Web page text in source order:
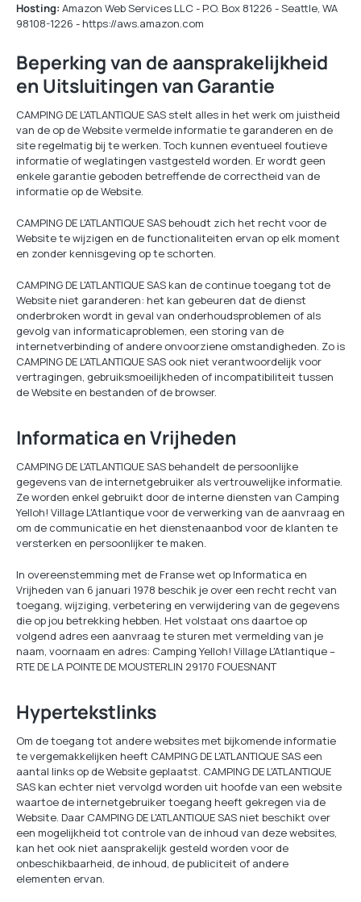
Hosting: Amazon Web Services LLC - P.O. Box 81226 - Seattle, WA
98108-1226 - https://aws.amazon.com
Beperking van de aansprakelijkheid
en Uitsluitingen van Garantie
CAMPING DE L'ATLANTIQUE SAS stelt alles in het werk om juistheid
van de op de Website vermelde informatie te garanderen en de
site regelmatig bij te werken. Toch kunnen eventueel foutieve
informatie of weglatingen vastgesteld worden. Er wordt geen
enkele garantie geboden betreffende de correctheid van de
informatie op de Website.
CAMPING DE L'ATLANTIQUE SAS behoudt zich het recht voor de
Website te wijzigen en de functionaliteiten ervan op elk moment
en zonder kennisgeving op te schorten.
CAMPING DE L'ATLANTIQUE SAS kan de continue toegang tot de
Website niet garanderen: het kan gebeuren dat de dienst
onderbroken wordt in geval van onderhoudsproblemen of als
gevolg van informaticaproblemen, een storing van de
internetverbinding of andere onvoorziene omstandigheden. Zo is
CAMPING DE L'ATLANTIQUE SAS ook niet verantwoordelijk voor
vertragingen, gebruiksmoeilijkheden of incompatibiliteit tussen
de Website en bestanden of de browser.
Informatica en Vrijheden
CAMPING DE L'ATLANTIQUE SAS behandelt de persoonlijke
gegevens van de internetgebruiker als vertrouwelijke informatie.
Ze worden enkel gebruikt door de interne diensten van Camping
Yelloh! Village L'Atlantique voor de verwerking van de aanvraag en
om de communicatie en het dienstenaanbod voor de klanten te
versterken en persoonlijker te maken.
In overeenstemming met de Franse wet op Informatica en
Vrijheden van 6 januari 1978 beschik je over een recht recht van
toegang, wijziging, verbetering en verwijdering van de gegevens
die op jou betrekking hebben. Het volstaat ons daartoe op
volgend adres een aanvraag te sturen met vermelding van je
naam, voornaam en adres: Camping Yelloh! Village L'Atlantique –
RTE DE LA POINTE DE MOUSTERLIN 29170 FOUESNANT
Hypertekstlinks
Om de toegang tot andere websites met bijkomende informatie
te vergemakkelijken heeft CAMPING DE L'ATLANTIQUE SAS een
aantal links op de Website geplaatst. CAMPING DE L'ATLANTIQUE
SAS kan echter niet vervolgd worden uit hoofde van een website
waartoe de internetgebruiker toegang heeft gekregen via de
Website. Daar CAMPING DE L'ATLANTIQUE SAS niet beschikt over
een mogelijkheid tot controle van de inhoud van deze websites,
kan het ook niet aansprakelijk gesteld worden voor de
onbeschikbaarheid, de inhoud, de publiciteit of andere
elementen ervan.